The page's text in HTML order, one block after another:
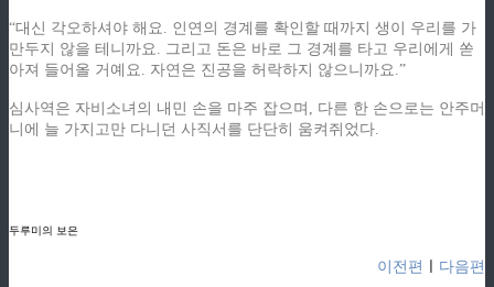
“대신 각오하셔야 해요. 인연의 경계를 확인할 때까지 생이 우리를 가
만두지 않을 테니까요. 그리고 돈은 바로 그 경계를 타고 우리에게 쏟
아져 들어올 거예요. 자연은 진공을 허락하지 않으니까요.”
심사역은 자비소녀의 내민 손을 마주 잡으며, 다른 한 손으로는 안주머
니에 늘 가지고만 다니던 사직서를 단단히 움켜쥐었다.
두루미의 보은
이전편 다음편